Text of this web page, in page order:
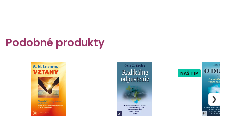
Podobné produkty
NÁŠ TIP